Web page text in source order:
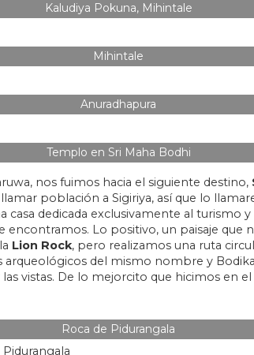
Kaludiya Pokuna, Mihintale
Mihintale
Anuradhapura
Templo en Sri Maha Bodhi
nos fuimos hacia el siguiente destino,
población a Sigiriya, así que lo
casa dedicada exclusivamente al turismo
encontramos. Lo positivo, un paisaje que
Lion Rock, pero realizamos una ruta
arqueológicos del mismo nombre y
vistas. De lo mejorcito que hicimos en el
Roca de Pidurangala